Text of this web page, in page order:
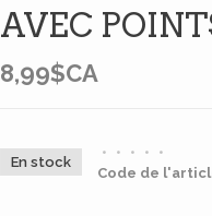
AVEC
8,99$CA
En stock
• • • •
•
Code de